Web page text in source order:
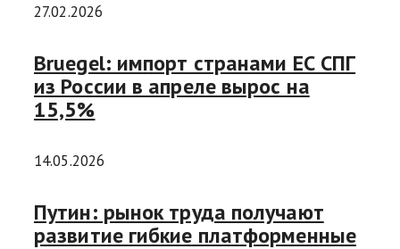
27.02.2026
Bruegel: импорт странами ЕС СПГ
из России в апреле вырос на
15,5%
14.05.2026
Путин: рынок труда получают
развитие гибкие платформенные